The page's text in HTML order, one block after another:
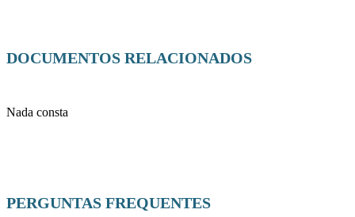
DOCUMENTOS RELACIONADOS
Nada consta
PERGUNTAS FREQUENTES